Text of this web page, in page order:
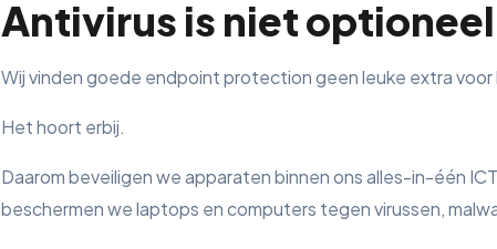
Antivirus is niet optioneel
Wij vinden goede endpoint protection geen leuke extra voor
Het hoort erbij.
Daarom beveiligen we apparaten binnen ons alles-in-één
beschermen we laptops en computers tegen virussen,